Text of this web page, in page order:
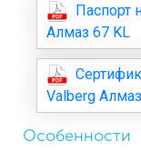
Паспорт
Алмаз 67 KL
Valberg
Особенности